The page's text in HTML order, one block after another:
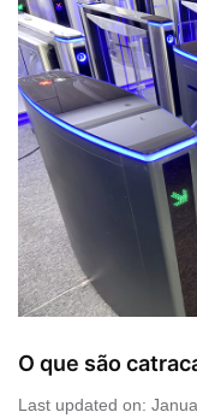
O que são
Last updated on: